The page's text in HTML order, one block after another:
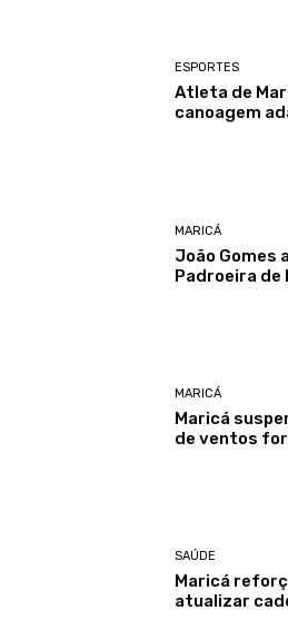
ESPORTES
Atleta de
canoagem
MARICÁ
João Gomes
Padroeira de
MARICÁ
Maricá
de ventos
SAÚDE
Maricá
atualizar